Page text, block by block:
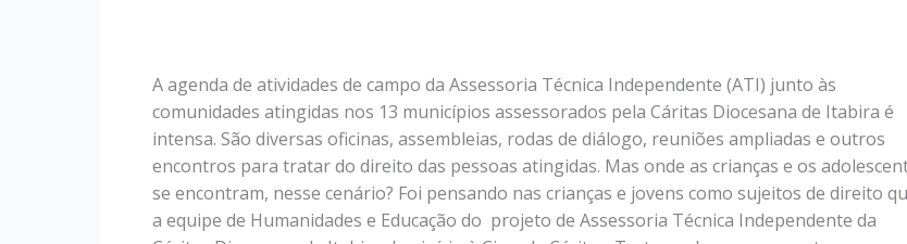
A agenda de atividades de campo da Assessoria Técnica Independente (ATI) junto às
comunidades atingidas nos 13 municípios assessorados pela Cáritas Diocesana de Itabira é
intensa. São diversas oficinas, assembleias, rodas de diálogo, reuniões ampliadas e outros
encontros para tratar do direito das pessoas atingidas. Mas onde as crianças e os
se encontram, nesse cenário? Foi pensando nas crianças e jovens como sujeitos de direito
a equipe de Humanidades e Educação do projeto de Assessoria Técnica Independente da